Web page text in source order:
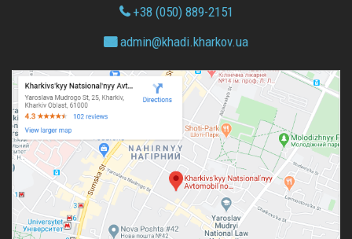
+38 (050) 889-2151
admin@khadi.kharkov.ua